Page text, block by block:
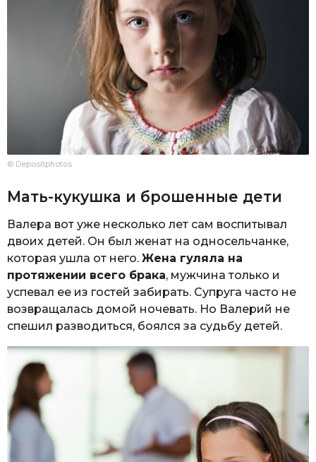
© Depositphotos
Мать-кукушка и брошенные дети
Валера вот уже несколько лет сам воспитывал
двоих детей. Он был женат на односельчанке,
которая ушла от него. Жена гуляла на
протяжении всего брака, мужчина только и
успевал ее из гостей забирать. Супруга часто не
возвращалась домой ночевать. Но Валерий не
спешил разводиться, боялся за судьбу детей.